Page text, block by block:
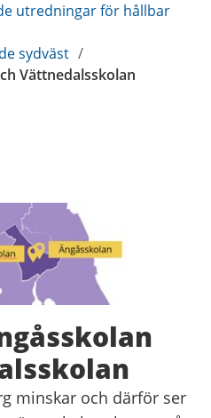
utredningar för hållbar
sydväst /
Vättnedalsskolan
minskar och därför ser